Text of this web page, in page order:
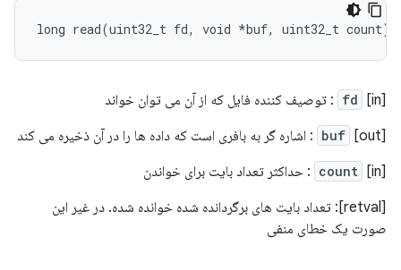
long read(uint32_t fd, void *buf, uint32_t count);
[in]
fd : توصیف کننده فایل که از آن می توان خواند
[out]
buf : اشاره گر به بافری است که داده ها را در آن ذخیره می کند
[in]
count : حداکثر تعداد بایت برای خواندن
[retval]: تعداد بایت های برگردانده شده خوانده شده. در غیر این
صورت یک خطای منفی